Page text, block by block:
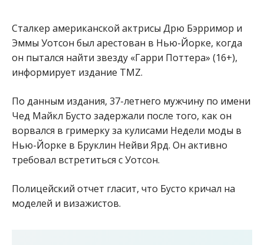
Сталкер американской актрисы Дрю Бэрримор и
Эммы Уотсон был арестован в Нью-Йорке, когда
он пытался найти звезду «Гарри Поттера» (16+),
информирует издание TMZ.
По данным издания, 37-летнего мужчину по имени
Чед Майкл Бусто задержали после того, как он
ворвался в гримерку за кулисами Недели моды в
Нью-Йорке в Бруклин Нейви Ярд. Он активно
требовал встретиться с Уотсон.
Полицейский отчет гласит, что Бусто кричал на
моделей и визажистов.